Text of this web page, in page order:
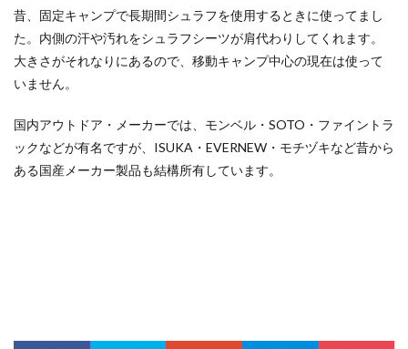
昔、固定キャンプで長期間シュラフを使用するときに使ってまし
た。内側の汗や汚れをシュラフシーツが肩代わりしてくれます。
大きさがそれなりにあるので、移動キャンプ中心の現在は使って
いません。
国内アウトドア・メーカーでは、モンベル・SOTO・ファイントラ
ックなどが有名ですが、ISUKA・EVERNEW・モチヅキなど昔から
ある国産メーカー製品も結構所有しています。